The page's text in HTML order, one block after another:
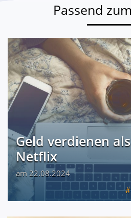
Passend
Geld verdienen
Netflix
am 22.08.2024